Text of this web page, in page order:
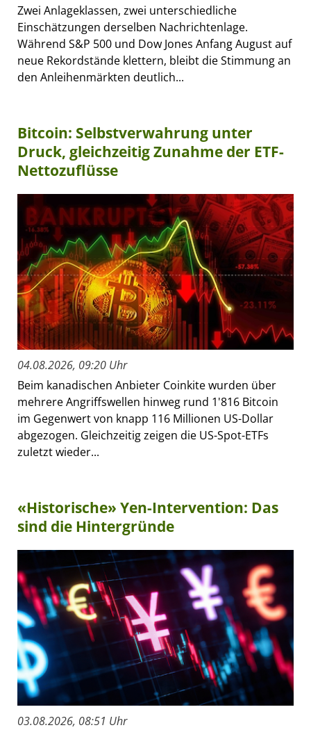
Zwei Anlageklassen, zwei unterschiedliche
Einschätzungen derselben Nachrichtenlage.
Während S&P 500 und Dow Jones Anfang August auf
neue Rekordstände klettern, bleibt die Stimmung an
den Anleihenmärkten deutlich...
Bitcoin: Selbstverwahrung unter
Druck, gleichzeitig Zunahme der ETF-
Nettozuflüsse
04.08.2026, 09:20 Uhr
Beim kanadischen Anbieter Coinkite wurden über
mehrere Angriffswellen hinweg rund 1'816 Bitcoin
im Gegenwert von knapp 116 Millionen US-Dollar
abgezogen. Gleichzeitig zeigen die US-Spot-ETFs
zuletzt wieder...
«Historische» Yen-Intervention: Das
sind die Hintergründe
03.08.2026, 08:51 Uhr